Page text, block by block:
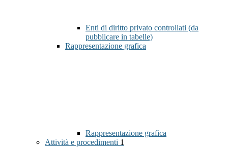
Enti di diritto privato controllati (da
pubblicare in tabelle)
Rappresentazione grafica
Rappresentazione grafica
Attività e procedimenti 1